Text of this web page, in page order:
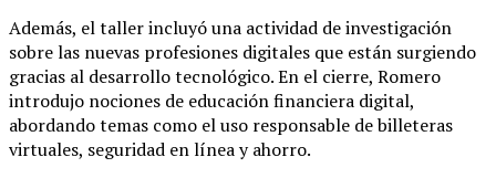
Además, el taller incluyó una actividad de investigación
sobre las nuevas profesiones digitales que están surgiendo
gracias al desarrollo tecnológico. En el cierre, Romero
introdujo nociones de educación financiera digital,
abordando temas como el uso responsable de billeteras
virtuales, seguridad en línea y ahorro.